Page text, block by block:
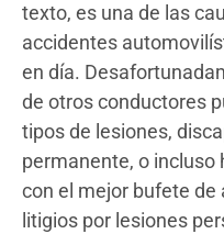
texto, es una de las
accidentes
en día.
de otros conductores
tipos de lesiones,
permanente, o incluso
con el mejor bufete de
litigios por lesiones